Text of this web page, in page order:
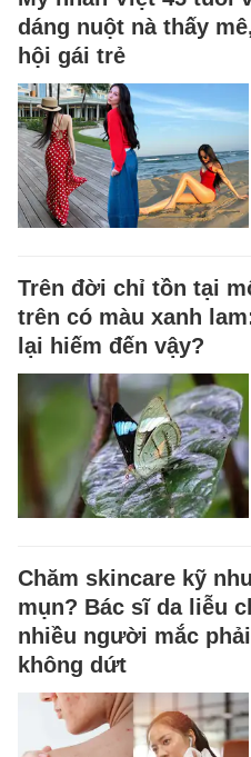
dáng nuột nà thấy
hội gái trẻ
Trên đời chỉ tồn tại
trên có màu xanh
lại hiếm đến vậy?
Chăm skincare kỹ
mụn? Bác sĩ da liễu
nhiều người mắc
không dứt